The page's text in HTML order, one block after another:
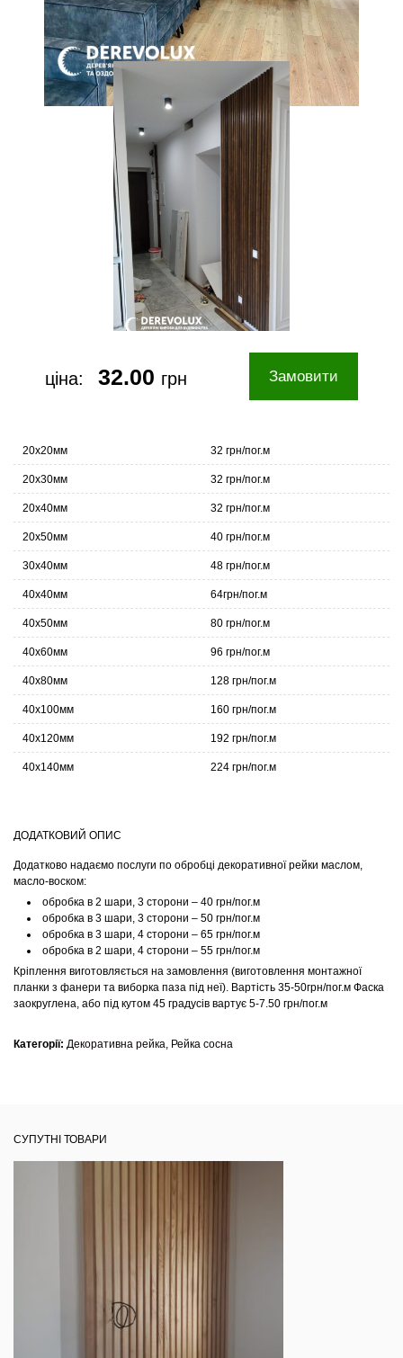
ціна: 32.00 грн Замовити
20х20мм 32 грн/пог.м
20х30мм 32 грн/пог.м
20х40мм 32 грн/пог.м
20х50мм 40 грн/пог.м
30х40мм 48 грн/пог.м
40х40мм 64грн/пог.м
40х50мм 80 грн/пог.м
40х60мм 96 грн/пог.м
40х80мм 128 грн/пог.м
40х100мм 160 грн/пог.м
40х120мм 192 грн/пог.м
40х140мм 224 грн/пог.м
ДОДАТКОВИЙ ОПИС
Додатково надаємо послуги по обробці декоративної рейки маслом,
масло-воском:
обробка в 2 шари, 3 сторони – 40 грн/пог.м
обробка в 3 шари, 3 сторони – 50 грн/пог.м
обробка в 3 шари, 4 сторони – 65 грн/пог.м
обробка в 2 шари, 4 сторони – 55 грн/пог.м
Кріплення виготовляється на замовлення (виготовлення монтажної
планки з фанери та виборка паза під неї). Вартість 35-50грн/пог.м Фаска
заокруглена, або під кутом 45 градусів вартує 5-7.50 грн/пог.м
Категорії: Декоративна рейка, Рейка сосна
СУПУТНІ ТОВАРИ